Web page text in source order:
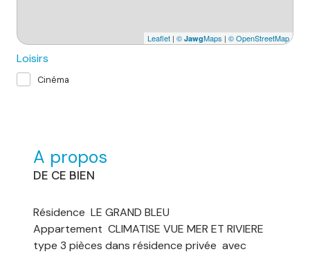
Leaflet | © JawgMaps | © OpenStreetMap
Loisirs
Cinéma
A propos
DE CE BIEN
Résidence LE GRAND BLEU
Appartement CLIMATISE VUE MER ET RIVIERE
type 3 pièces dans résidence privée avec